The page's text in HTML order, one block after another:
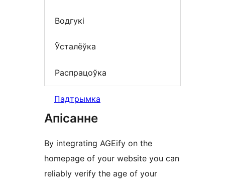
Водгукі
Ўсталёўка
Распрацоўка
Падтрымка
Апісанне
By integrating AGEify on the
homepage of your website you can
reliably verify the age of your